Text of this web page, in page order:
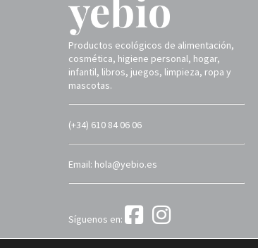
Productos ecológicos de alimentación,
cosmética, higiene personal, hogar,
infantil, libros, juegos, limpieza, ropa y
mascotas.
(+34) 610 84 06 06
Email: hola@yebio.es
Síguenos en: